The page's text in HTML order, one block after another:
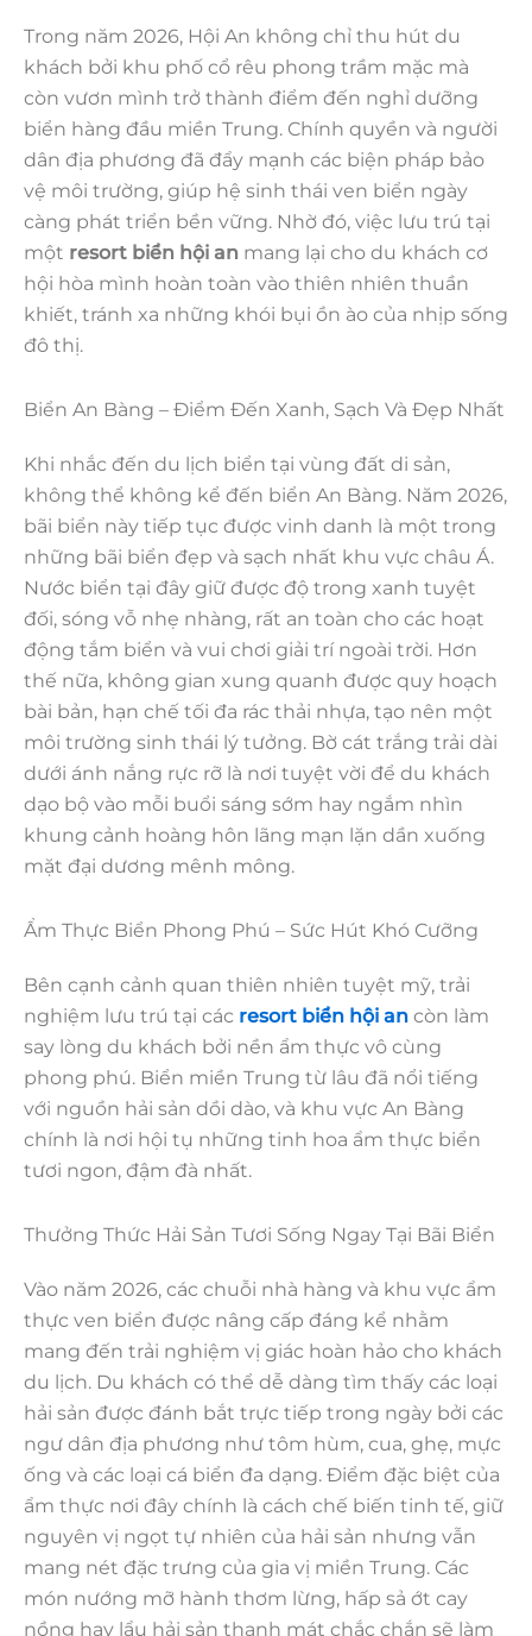
Trong năm 2026, Hội An không chỉ thu hút du
khách bởi khu phố cổ rêu phong trầm mặc mà
còn vươn mình trở thành điểm đến nghỉ dưỡng
biển hàng đầu miền Trung. Chính quyền và người
dân địa phương đã đẩy mạnh các biện pháp bảo
vệ môi trường, giúp hệ sinh thái ven biển ngày
càng phát triển bền vững. Nhờ đó, việc lưu trú tại
một resort biển hội an mang lại cho du khách cơ
hội hòa mình hoàn toàn vào thiên nhiên thuần
khiết, tránh xa những khói bụi ồn ào của nhịp sống
đô thị.
Biển An Bàng – Điểm Đến Xanh, Sạch Và Đẹp Nhất
Khi nhắc đến du lịch biển tại vùng đất di sản,
không thể không kể đến biển An Bàng. Năm 2026,
bãi biển này tiếp tục được vinh danh là một trong
những bãi biển đẹp và sạch nhất khu vực châu Á.
Nước biển tại đây giữ được độ trong xanh tuyệt
đối, sóng vỗ nhẹ nhàng, rất an toàn cho các hoạt
động tắm biển và vui chơi giải trí ngoài trời. Hơn
thế nữa, không gian xung quanh được quy hoạch
bài bản, hạn chế tối đa rác thải nhựa, tạo nên một
môi trường sinh thái lý tưởng. Bờ cát trắng trải dài
dưới ánh nắng rực rỡ là nơi tuyệt vời để du khách
dạo bộ vào mỗi buổi sáng sớm hay ngắm nhìn
khung cảnh hoàng hôn lãng mạn lặn dần xuống
mặt đại dương mênh mông.
Ẩm Thực Biển Phong Phú – Sức Hút Khó Cưỡng
Bên cạnh cảnh quan thiên nhiên tuyệt mỹ, trải
nghiệm lưu trú tại các resort biển hội an còn làm
say lòng du khách bởi nền ẩm thực vô cùng
phong phú. Biển miền Trung từ lâu đã nổi tiếng
với nguồn hải sản dồi dào, và khu vực An Bàng
chính là nơi hội tụ những tinh hoa ẩm thực biển
tươi ngon, đậm đà nhất.
Thưởng Thức Hải Sản Tươi Sống Ngay Tại Bãi Biển
Vào năm 2026, các chuỗi nhà hàng và khu vực ẩm
thực ven biển được nâng cấp đáng kể nhằm
mang đến trải nghiệm vị giác hoàn hảo cho khách
du lịch. Du khách có thể dễ dàng tìm thấy các loại
hải sản được đánh bắt trực tiếp trong ngày bởi các
ngư dân địa phương như tôm hùm, cua, ghẹ, mực
ống và các loại cá biển đa dạng. Điểm đặc biệt của
ẩm thực nơi đây chính là cách chế biến tinh tế, giữ
nguyên vị ngọt tự nhiên của hải sản nhưng vẫn
mang nét đặc trưng của gia vị miền Trung. Các
món nướng mỡ hành thơm lừng, hấp sả ớt cay
nồng hay lẩu hải sản thanh mát chắc chắn sẽ làm